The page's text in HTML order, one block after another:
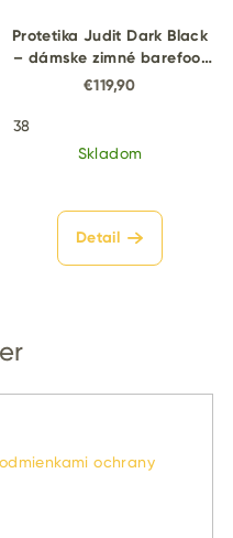
Protetika Judit Dark Black
– dámske zimné barefoot
topánky
€119,90
38
Skladom
Detail
ochrany